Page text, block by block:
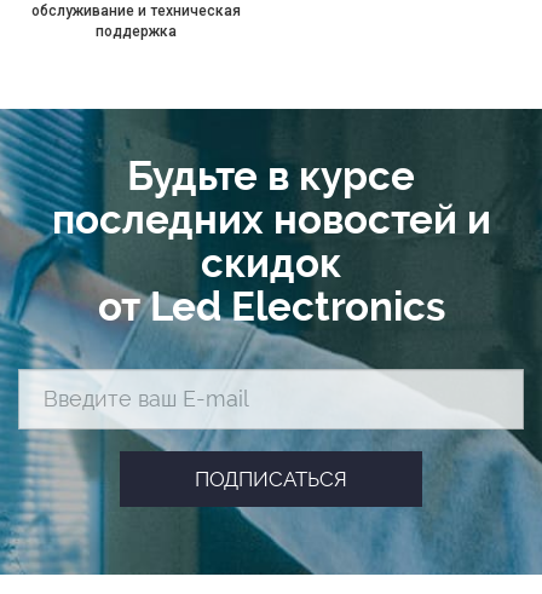
обслуживание и техническая
поддержка
Будьте в курсе
последних новостей и
скидок
от Led Electronics